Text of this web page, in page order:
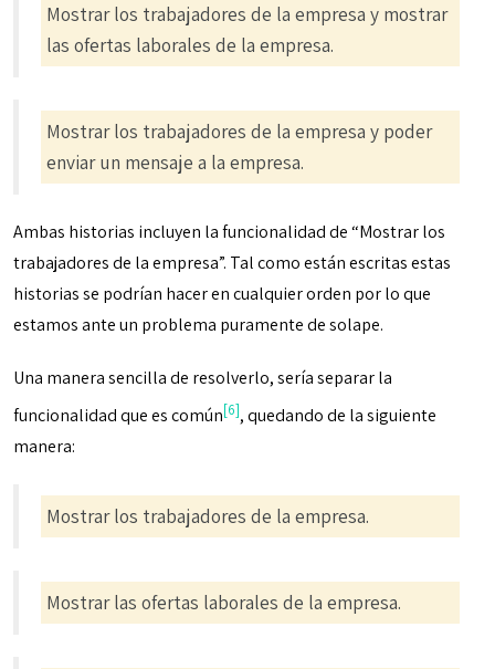
Mostrar los trabajadores de la empresa y mostrar
las ofertas laborales de la empresa.
Mostrar los trabajadores de la empresa y poder
enviar un mensaje a la empresa.
Ambas historias incluyen la funcionalidad de “Mostrar los
trabajadores de la empresa”. Tal como están escritas estas
historias se podrían hacer en cualquier orden por lo que
estamos ante un problema puramente de solape.
Una manera sencilla de resolverlo, sería separar la
funcionalidad que es común[6], quedando de la siguiente
manera:
Mostrar los trabajadores de la empresa.
Mostrar las ofertas laborales de la empresa.